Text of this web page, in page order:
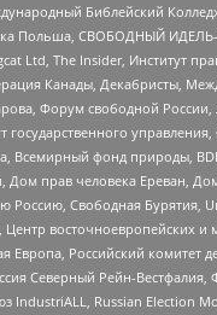
Библейский
Польша, СВОБОДНЫЙ
Ltd, The Insider, Институт
Канады, Декабристы,
Форум свободной
государственного
Всемирный фонд природы,
Дом прав человека Ереван,
Россию, Свободная
Центр
Европа, Российский
Северный Рейн-
IndustriALL, Russian Election